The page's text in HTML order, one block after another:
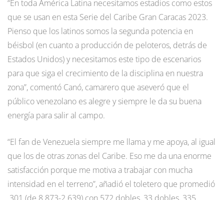
“En toda América Latina necesitamos estadios como estos
que se usan en esta Serie del Caribe Gran Caracas 2023.
Pienso que los latinos somos la segunda potencia en
béisbol (en cuanto a producción de peloteros, detrás de
Estados Unidos) y necesitamos este tipo de escenarios
para que siga el crecimiento de la disciplina en nuestra
zona”, comentó Canó, camarero que aseveró que el
público venezolano es alegre y siempre le da su buena
energía para salir al campo.
“El fan de Venezuela siempre me llama y me apoya, al igual
que los de otras zonas del Caribe. Eso me da una enorme
satisfacción porque me motiva a trabajar con mucha
intensidad en el terreno”, añadió el toletero que promedió